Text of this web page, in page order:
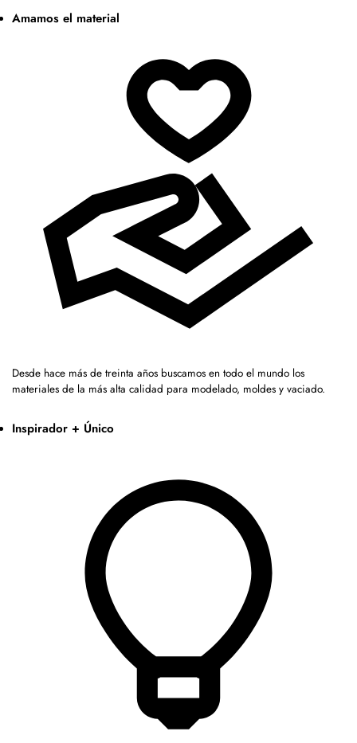
Amamos el material
Desde hace más de treinta años buscamos en todo el mundo los
materiales de la más alta calidad para modelado, moldes y vaciado.
Inspirador + Único